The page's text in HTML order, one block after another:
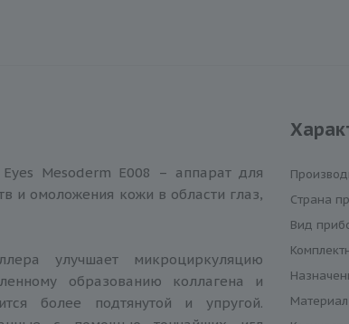
Mesoderm E008 – аппарат для
и омоложения кожи в области глаз,
улучшает микроциркуляцию
образованию коллагена и
более подтянутой и упругой.
Cтрана
Вид
Материал